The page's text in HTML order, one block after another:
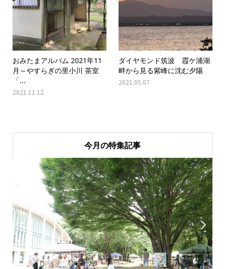
おみたまアルバム 2021年11
月～やすらぎの里小川 茶室
「...
2021.11.12
ダイヤモンド筑波 霞ケ浦湖
畔から見る紫峰に沈む夕陽
2021.05.07
今月の特集記事
 